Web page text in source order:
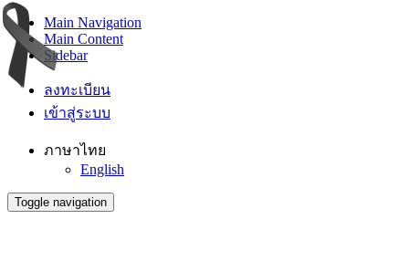
Main Navigation
Main Content
Sidebar
ลงทะเบียน
เข้าสู่ระบบ
ภาษาไทย
English
Toggle navigation